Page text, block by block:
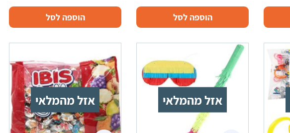
הוספה לסל הוספה לסל
אזל מהמלאי אזל מהמלאי